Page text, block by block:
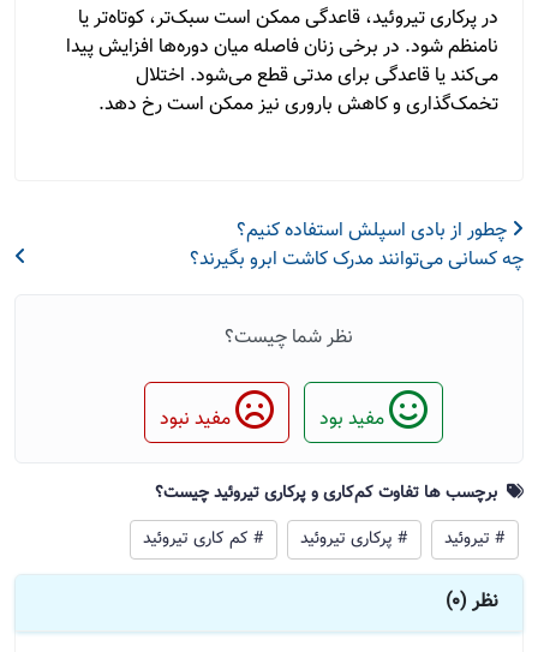
در پرکاری تیروئید، قاعدگی ممکن است سبک‌تر، کوتاه‌تر یا
نامنظم شود. در برخی زنان فاصله میان دوره‌ها افزایش پیدا
می‌کند یا قاعدگی برای مدتی قطع می‌شود. اختلال
تخمک‌گذاری و کاهش باروری نیز ممکن است رخ دهد.
چطور از بادی اسپلش استفاده کنیم؟
چه کسانی می‌توانند مدرک کاشت ابرو بگیرند؟
نظر شما چیست؟
مفید بود مفید نبود
برچسب ها تفاوت کم‌کاری و پرکاری تیروئید چیست؟
# تیروئيد
# پرکاری تیروئيد # کم کاری تیروئيد
نظر (0)